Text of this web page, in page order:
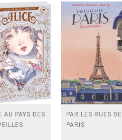
AU PAYS DES
PAR LES RUES DE
PARIS